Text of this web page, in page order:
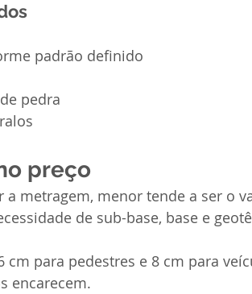
padrão definido
pedra
preço
metragem, menor tende a ser o
de sub-base, base e
cm para pedestres e 8 cm para
encarecem.